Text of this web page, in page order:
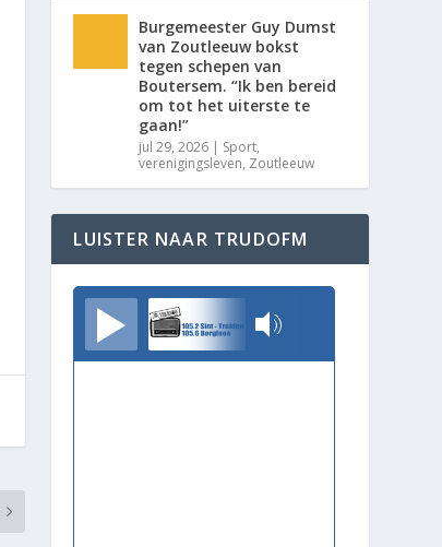
Burgemeester Guy Dumst
van Zoutleeuw bokst
tegen schepen van
Boutersem. “Ik ben bereid
om tot het uiterste te
gaan!”
jul 29, 2026 | Sport,
verenigingsleven, Zoutleeuw
LUISTER NAAR TRUDOFM
TrudoFM